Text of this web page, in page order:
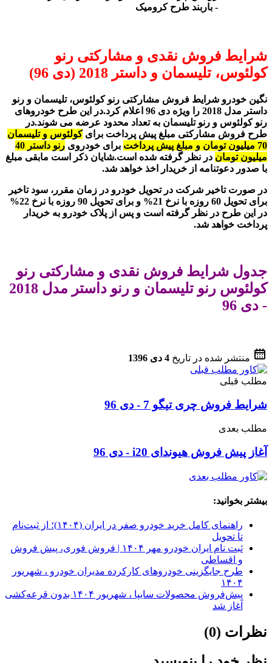
- باربند طرح کرومیک
شرایط فروش نقدی و مشارکتی رنو
کولئوس، تلیسمان و داستر 2018 (دی 96)
نگین خودرو شرایط فروش مشارکتی رنو کولئوس، تلیسمان و رنو
داستر مدل 2018 را ویژه دی 96 اعلام کرد.در این طرح خودروهای
رنو کولئوس و رنو تلیسمان به تعداد محدود عرضه می شوند.در
طرح فروش مشارکتی مبلغ پیش پرداخت برایکولئوس و تلیسمان
70 میلیون تومان و مبلغ پیش پرداخت
برای خودروی
رنو داستر 40
میلیون تومان در نظر گرفته شده است.شایان ذکر است مابقی مبلغ
با صدور دعوتنامه از خریدار اخذ خواهد شد.
در صورت تاخیر شرکت در تحویل خودرو در زمان مقرر، سود تاخیر
برای تحویل 60 روزه با نرخ 21% و برای تحویل 90 روزه با نرخ 22%
در این طرح در نظر گرفته است و پس از پلاک خودرو به خریدار
پرداخت خواهد شد.
جدول شرایط فروش نقدی و مشارکتی رنو
کولئوس رنو تلیسمان و رنو داستر مدل 2018
- دی 96
منتشر شده در تاریخ 4 دی 1396
مطلب قبلی
شرایط فروش چری تیگو 7 - دی 96
مطلب بعدی
آغاز پیش فروش هیوندای i20 - دی 96
بیشتر بخوانید:
راهنمای کامل خرید خودرو صفر در ایران (۱۴۰۴)؛ از ثبت‌نام
تا تحویل
ثبت نام ایران خودرو مهر ۱۴۰۴ | فروش فوری، پیش فروش
و اقساطی
طرح جایگزینی خودروهای کارکرده مدیران خودرو ، شهریور
۱۴۰۴
پیش‌فروش محصولات سایپا ، شهریور ۱۴۰۴ بدون قرعه‌کشی
آغاز شد
نظرات (0)